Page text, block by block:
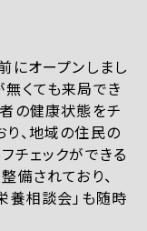
オープンしまし
くても来局でき
の健康状態をチ
、地域の住民の
チェックができる
備されており、
養相談会」も随時